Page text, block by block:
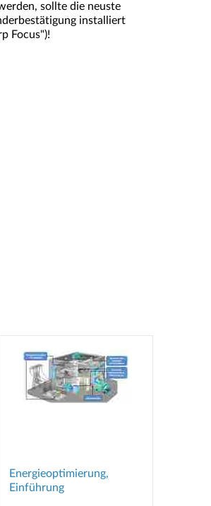
sollte die neuste
installiert
Focus")!
Energieoptimierung,
Einführung